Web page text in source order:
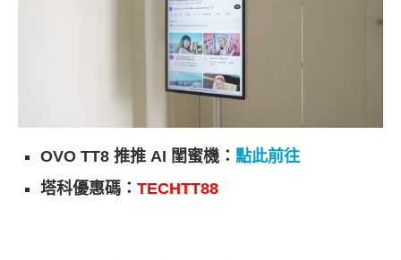
OVO TT8 推推 AI 閨蜜機： 點此前往
塔科優惠碼： TECHTT88